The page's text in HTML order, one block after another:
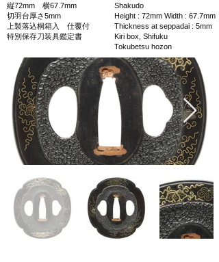
縦72mm 横67.7mm
切羽台厚さ5mm
上製落込桐箱入 仕覆付
特別保存刀装具鑑定書
Shakudo
Height : 72mm Width : 67.7mm
Thickness at seppadai : 5mm
Kiri box, Shifuku
Tokubetsu hozon